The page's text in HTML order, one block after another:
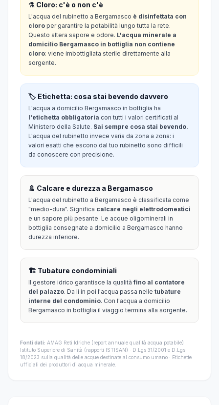
⚗️ Cloro: c'è o non c'è
L'acqua del rubinetto a Bergamasco è disinfettata con
cloro per garantire la potabilità lungo tutta la rete.
Questo altera sapore e odore. L'acqua minerale a
domicilio Bergamasco in bottiglia non contiene
cloro: viene imbottigliata sterile direttamente alla
sorgente.
🏷️ Etichetta: cosa stai bevendo davvero
L'acqua a domicilio Bergamasco in bottiglia ha
l'etichetta obbligatoria con tutti i valori certificati al
Ministero della Salute. Sai sempre cosa stai bevendo.
L'acqua del rubinetto invece varia da zona a zona: i
valori esatti che escono dal tuo rubinetto sono difficili
da conoscere con precisione.
🚿 Calcare e durezza a Bergamasco
L'acqua del rubinetto a Bergamasco è classificata come
"medio-dura". Significa calcare negli elettrodomestici
e un sapore più pesante. Le acque oligominerali in
bottiglia consegnate a domicilio a Bergamasco hanno
durezza inferiore.
🏗️ Tubature condominiali
Il gestore idrico garantisce la qualitàfino al contatore
del palazzo. Da lì in poi l'acqua passa nelle tubature
interne del condominio. Con l'acqua a domicilio
Bergamasco in bottiglia il viaggio termina alla sorgente.
Fonti dati: AMAG Reti Idriche (report annuale qualità acqua potabile) ·
Istituto Superiore di Sanità (rapporti ISTISAN) · D.Lgs 31/2001 e D.Lgs
18/2023 sulla qualità delle acque destinate al consumo umano · Etichette
ufficiali dei produttori di acqua minerale.